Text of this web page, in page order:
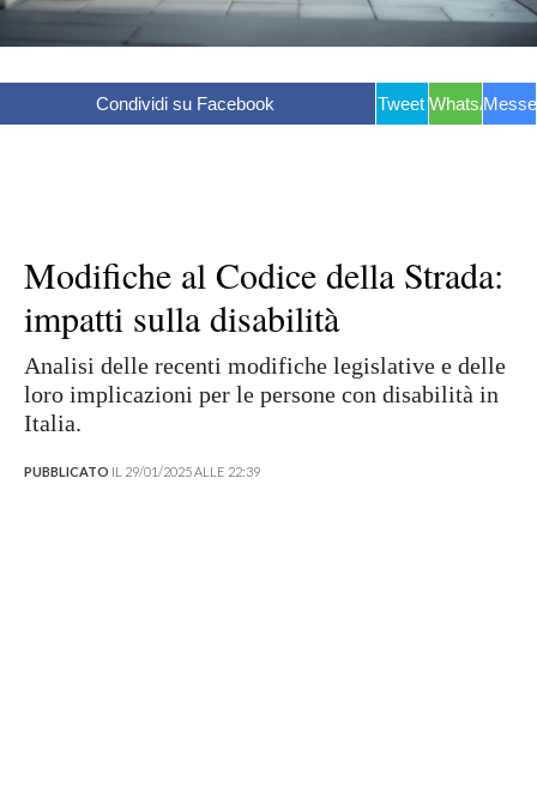
Condividi su Facebook Tweet WhatsApp
Modifiche al Codice della Strada:
impatti sulla disabilità
Analisi delle recenti modifiche legislative e delle
loro implicazioni per le persone con disabilità in
Italia.
PUBBLICATO IL 29/01/2025 ALLE 22:39